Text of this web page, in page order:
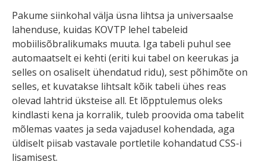
Pakume siinkohal välja üsna lihtsa ja universaalse
lahenduse, kuidas KOVTP lehel tabeleid
mobiilisõbralikumaks muuta. Iga tabeli puhul see
automaatselt ei kehti (eriti kui tabel on keerukas ja
selles on osaliselt ühendatud ridu), sest põhimõte on
selles, et kuvatakse lihtsalt kõik tabeli ühes reas
olevad lahtrid üksteise all. Et lõpptulemus oleks
kindlasti kena ja korralik, tuleb proovida oma tabelit
mõlemas vaates ja seda vajadusel kohendada, aga
üldiselt piisab vastavale portletile kohandatud CSS-i
lisamisest.